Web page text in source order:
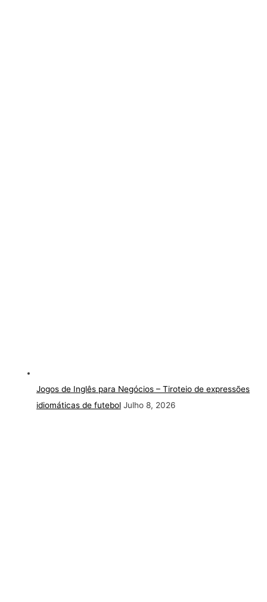
Jogos de Inglês para Negócios – Tiroteio de expressões
idiomáticas de futebol Julho 8, 2026